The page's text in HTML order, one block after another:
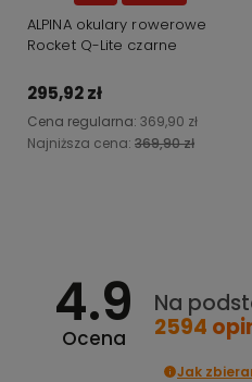
ALPINA okulary rowerowe
Rocket Q-Lite czarne
295,92 zł
Cena regularna: 369,90 zł
Najniższa cena: 369,90 zł
4.9
Ocena
Na
2594
Jak